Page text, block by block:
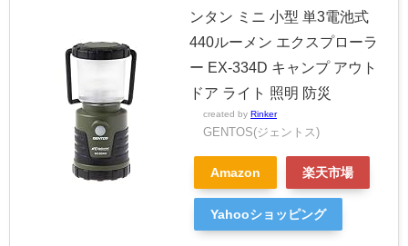
ンタン ミニ 小型 単3電池式
440ルーメン エクスプローラ
ー EX-334D キャンプ アウト
ドア ライト 照明 防災
created by Rinker
GENTOS(ジェントス)
Amazon 楽天市場
Yahooショッピング